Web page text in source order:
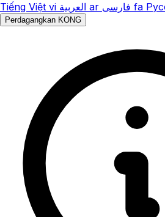
Tiếng Việt vi العربية ar فارسی fa
Perdagangkan KONG